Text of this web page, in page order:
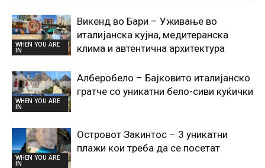
WHEN YOU ARE
IN
Викенд во Бари – Уживање во
италијанска кујна, медитеранска
клима и автентична архитектура
WHEN YOU ARE
IN
Алберобело – Бајковито италијанско
гратче со уникатни бело-сиви куќички
WHEN YOU ARE
IN
Островот Закинтос – 3 уникатни
плажи кои треба да се посетат